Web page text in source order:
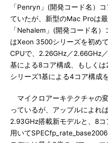
「Penryn」(開発コード名）
ていたが、新型のMac Proは
「Nehalem」(開発コード名
はXeon 3500シリーズを初め
CPUで、2.26GHz／2.66GHz
基による8コア構成、もしく
シリーズ1基による4コア構成
マイクロアーキテクチャの
っているが、アップルによれ
2.93GHz搭載新モデルと、8
用いて